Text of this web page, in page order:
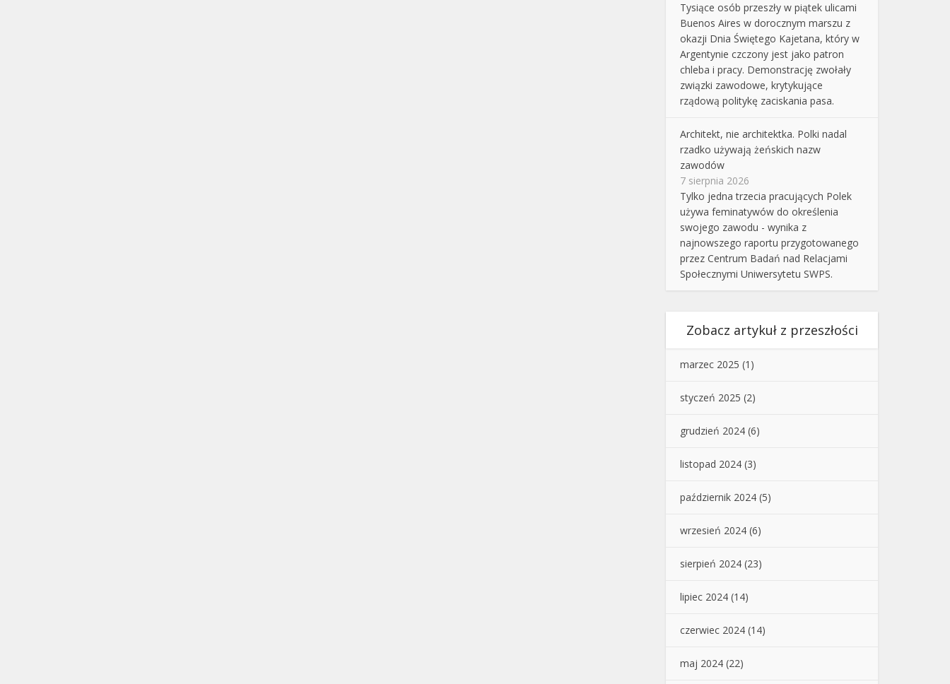
Tysiące osób przeszły w piątek ulicami
Buenos Aires w dorocznym marszu z
okazji Dnia Świętego Kajetana, który w
Argentynie czczony jest jako patron
chleba i pracy. Demonstrację zwołały
związki zawodowe, krytykujące
rządową politykę zaciskania pasa.
Architekt, nie architektka. Polki nadal
rzadko używają żeńskich nazw
zawodów
7 sierpnia 2026
Tylko jedna trzecia pracujących Polek
używa feminatywów do określenia
swojego zawodu - wynika z
najnowszego raportu przygotowanego
przez Centrum Badań nad Relacjami
Społecznymi Uniwersytetu SWPS.
Zobacz artykuł z przeszłości
marzec 2025 (1)
styczeń 2025 (2)
grudzień 2024 (6)
listopad 2024 (3)
październik 2024 (5)
wrzesień 2024 (6)
sierpień 2024 (23)
lipiec 2024 (14)
czerwiec 2024 (14)
maj 2024 (22)